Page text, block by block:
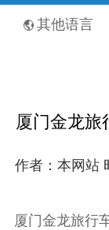
其他语言
厦门金龙旅
作者：本网站
厦门金龙旅行